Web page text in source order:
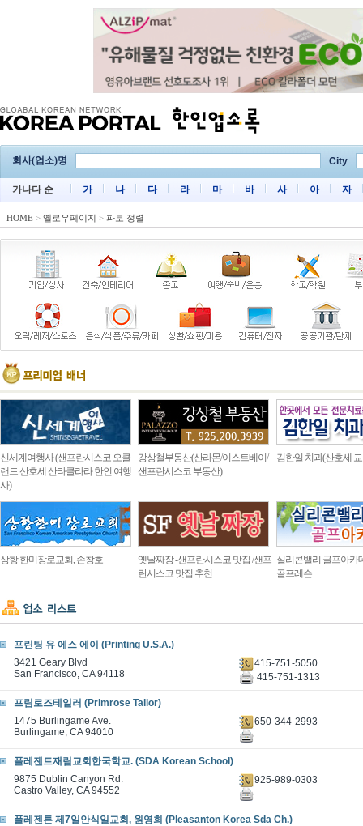
회사(업소)명 City
가나다 순 가 나 다 라 마 바 사 아 자
HOME > 옐로우페이지 > 파로 정렬
신세계여행사 (샌프란시스코 오클
랜드 산호세 산타클라라 한인 여행
사)
강상철부동산(산라몬/이스트베이/
샌프란시스코 부동산)
김한일 치과(산호세
상항 한미장로교회, 손창호
옛날짜장 -샌프란시스코 맛집 /샌프
란시스코 맛집 추천
실리콘밸리 골프아카
골프레슨
프린팅 유 에스 에이 (Printing U.S.A.)
3421 Geary Blvd
San Francisco, CA 94118
415-751-5050
415-751-1313
프림로즈테일러 (Primrose Tailor)
1475 Burlingame Ave.
Burlingame, CA 94010
650-344-2993
플레젠트재림교회한국학교. (SDA Korean School)
9875 Dublin Canyon Rd.
Castro Valley, CA 94552
925-989-0303
플레젠튼 제7일안식일교회, 원영희 (Pleasanton Korea Sda Ch.)